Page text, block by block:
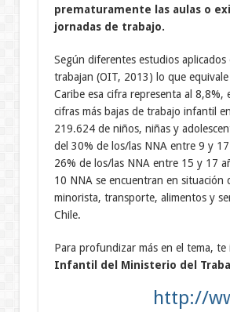
prematuramente las aulas o
jornadas de trabajo.
Según diferentes estudios
trabajan (OIT, 2013) lo que
Caribe esa cifra representa al 8,8%,
cifras más bajas de trabajo infantil
219.624 de niños, niñas y
del 30% de los/las NNA entre 9 y
26% de los/las NNA entre 15 y 17
10 NNA se encuentran en
minorista, transporte, alimentos y
Chile.
Para profundizar más en el tema,
Infantil del Ministerio del
http://